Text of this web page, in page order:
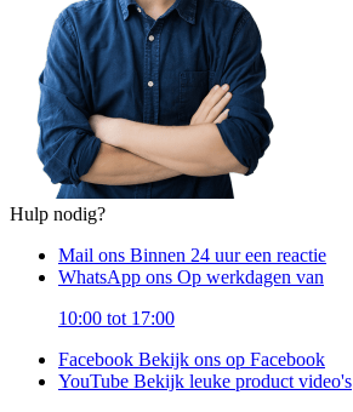
Hulp nodig?
Mail ons Binnen 24 uur een reactie
WhatsApp ons Op werkdagen van
10:00 tot 17:00
Facebook Bekijk ons op Facebook
YouTube Bekijk leuke product video's